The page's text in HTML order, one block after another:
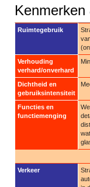
Ruimtegebruik
Verhouding
verhard/onverhard
Dichtheid en
gebruiksintensiteit
Functies en
functiemenging
Verkeer